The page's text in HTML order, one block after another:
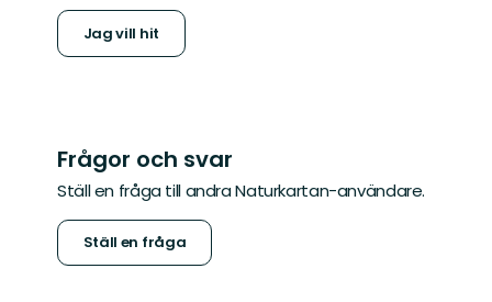
Jag vill hit
Frågor och svar
Ställ en fråga till andra Naturkartan-användare.
Ställ en fråga